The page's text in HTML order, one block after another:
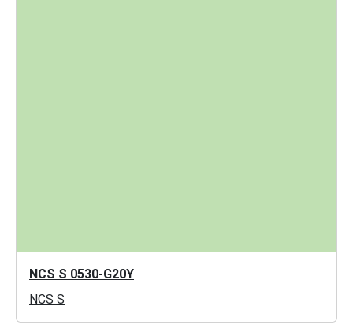
NCS S 0530-G20Y
NCS S